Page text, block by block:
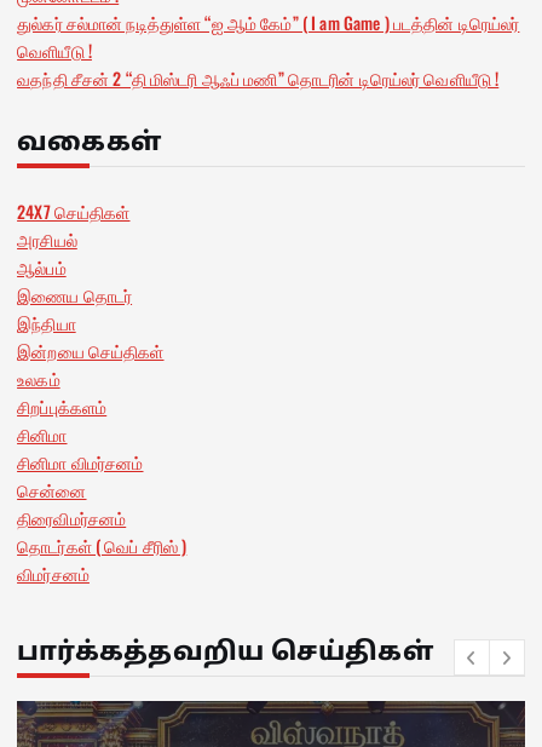
துல்கர் சல்மான் நடித்துள்ள “ஐ ஆம் கேம்” ( I am Game ) படத்தின் டிரெய்லர்
வெளியீடு !
வதந்தி சீசன் 2 “தி மிஸ்டரி ஆஃப் மணி” தொடரின் டிரெய்லர் வெளியீடு !
வகைகள்
24X7 செய்திகள்
அரசியல்
ஆல்பம்
இணைய தொடர்
இந்தியா
இன்றயை செய்திகள்
உலகம்
சிறப்புக்களம்
சினிமா
சினிமா விமர்சனம்
சென்னை
திரைவிமர்சனம்
தொடர்கள் ( வெப் சீரிஸ் )
விமர்சனம்
பார்க்கத்தவறிய செய்திகள்